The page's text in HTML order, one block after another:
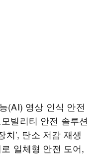
(AI) 영상 인식 안전
빌리티 안전 솔루션
치’, 탄소 저감 재생
일체형 안전 도어,